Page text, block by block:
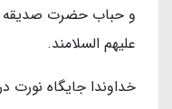
و حباب حضرت صديقه
عليهم السلامند.
خداوندا جايگاه